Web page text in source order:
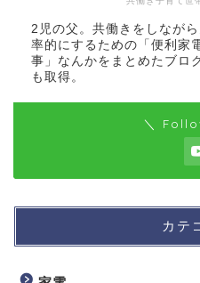
2児の父。共働きをしなが
率的にするための「便利家
事」なんかをまとめたブロ
も取得。
＼
カテ